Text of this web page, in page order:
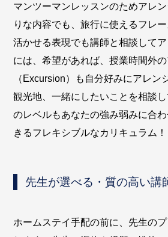
マンツーマンレッスンのためアレ
りな内容でも、旅行に使えるフレ
活かせる表現でも講師と相談して
には、希望があれば、授業時間外
（Excursion）も自分好みにアレン
観光地、一緒にしたいことを相談
のレベルもあなたの強み弱みに合
きるフレキシブルなカリキュラム！
先生が選べる・質の高い講
ホームステイ手配の前に、先生の